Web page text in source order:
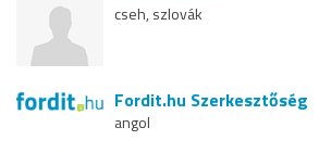
cseh, szlovák
Fordit.hu Szerkesztőség
angol